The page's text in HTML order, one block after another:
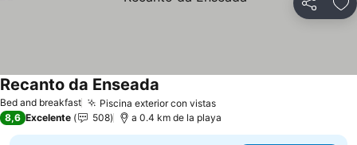
Compartir
Bed and breakfast Piscina exterior con vistas
Recanto da Enseada
8,6 Excelente 508 a 0.4 km de la playa